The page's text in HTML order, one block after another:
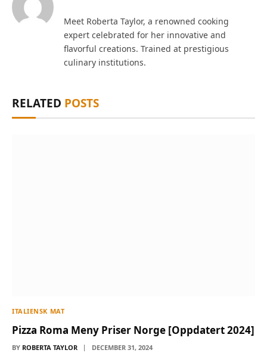
Meet Roberta Taylor, a renowned cooking
expert celebrated for her innovative and
flavorful creations. Trained at prestigious
culinary institutions.
RELATED POSTS
ITALIENSK MAT
Pizza Roma Meny Priser Norge [Oppdatert 2024]
BY ROBERTA TAYLOR DECEMBER 31, 2024